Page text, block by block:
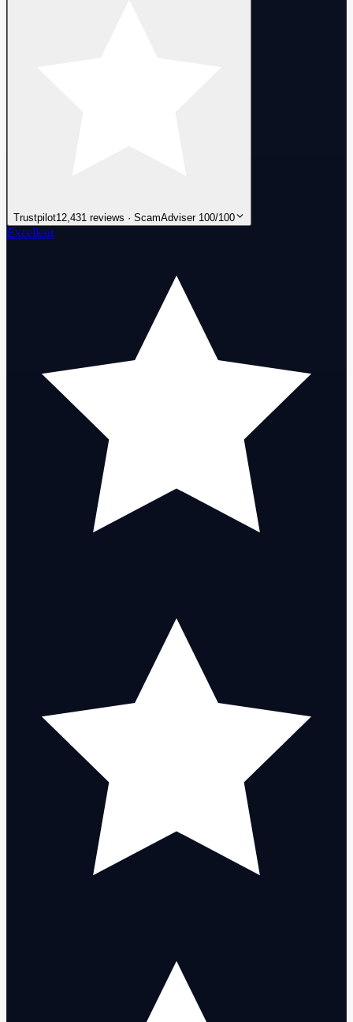
Trustpilot12,431 reviews · ScamAdviser 100/100
Excellent